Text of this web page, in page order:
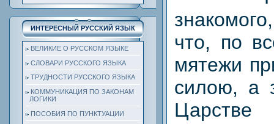
ИНТЕРЕСНЫЙ РУССКИЙ ЯЗЫК
ВЕЛИКИЕ О РУССКОМ ЯЗЫКЕ
СЛОВАРИ РУССКОГО ЯЗЫКА
ТРУДНОСТИ РУССКОГО ЯЗЫКА
КОММУНИКАЦИЯ ПО ЗАКОНАМ
ЛОГИКИ
ПОСОБИЯ ПО ПУНКТУАЦИИ
что, по
мятежи
силою, а